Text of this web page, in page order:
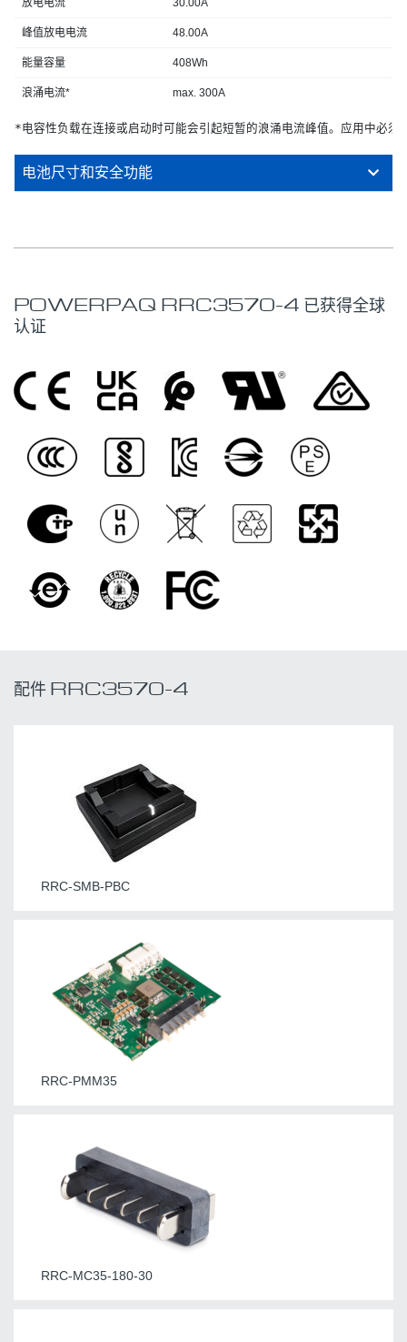
放电电流 30.00A
峰值放电电流 48.00A
能量容量 408Wh
浪涌电流* max. 300A
*电容性负载在连接或启动时可能会引起短暂的浪涌电流峰值。应用中必
电池尺寸和安全功能
POWERPAQ RRC3570-4 已获得全球
认证
配件 RRC3570-4
RRC-SMB-PBC
RRC-PMM35
RRC-MC35-180-30